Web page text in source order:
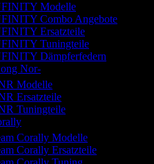
Modelle
Combo Angebote
Ersatzteile
Tuningteile
Dämpferfedern
Nor-
Modelle
Ersatzteile
Tuningteile
Corally Modelle
Corally Ersatzteile